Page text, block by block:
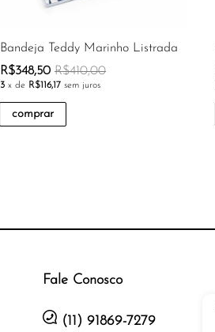
Bandeja Teddy Marinho Listrada
R$348,50 R$410,00
3 x de R$116,17 sem juros
comprar
Fale Conosco
(11) 91869-7279